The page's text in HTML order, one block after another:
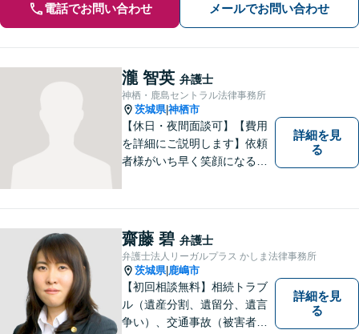
電話でお問い合わせ メールでお問い合わせ
瀧 智英 弁護士
神栖・鹿島セントラル法律事務所
茨城県|神栖市
【休日・夜間面談可】【費用
を詳細にご説明します】依頼
者様がいち早く笑顔になるよ
す。鹿行地区に限らず、千葉
県香取市や銚子市などにお住
まいの皆さまからのご相談も
積極的にお受けしています。
詳細を見
る
齋藤 碧 弁護士
弁護士法人リーガルプラス かしま法律事務所
茨城県| 鹿嶋市
【初回相談無料】相続トラブ
ル（遺産分割、遺留分、遺言
争い）、交通事故（被害者
詳細を見
る